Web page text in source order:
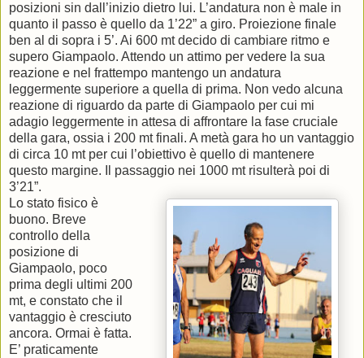
posizioni sin dall’inizio dietro lui. L’andatura non è male in
quanto il passo è quello da 1’22” a giro. Proiezione finale
ben al di sopra i 5’. Ai 600 mt decido di cambiare ritmo e
supero Giampaolo. Attendo un attimo per vedere la sua
reazione e nel frattempo mantengo un andatura
leggermente superiore a quella di prima. Non vedo alcuna
reazione di riguardo da parte di Giampaolo per cui mi
adagio leggermente in attesa di affrontare la fase cruciale
della gara, ossia i 200 mt finali. A metà gara ho un vantaggio
di circa 10 mt per cui l’obiettivo è quello di mantenere
questo margine. Il passaggio nei 1000 mt risulterà poi di
3’21”.
Lo stato fisico è
buono. Breve
controllo della
posizione di
Giampaolo, poco
prima degli ultimi 200
mt, e constato che il
vantaggio è cresciuto
ancora. Ormai è fatta.
E’ praticamente